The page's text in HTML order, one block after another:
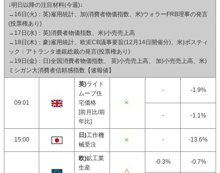
↓明日以降の注目材料(今週)↓
→16日(火)：英)雇用統計、加)消費者物価指数、米)ウォラーFRB理事の発言
(投票権あり)
→17日(水)：英)消費者物価指数、米)小売売上高
→18日(木)：豪)雇用統計、欧)ECB議事要旨(12月14日開催分)、米)ボスティ
ック：アトランタ連銀総裁の発言(投票権あり)
→19日(金)：日)全国消費者物価指数、 英)小売売上高、 加)小売売上高、米)
ミシガン大消費者信頼感指数【速報値】
09:01
英)ライト
ムーブ住
宅価格
[前月比/前
年比]
- -1.9%
- -1.1%
15:00
日)工作機
械受注
- -13.6%
欧)鉱工業
生産
-0.3% -0.7%